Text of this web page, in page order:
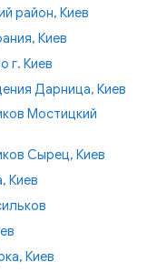
район, Киев
Киев
г. Киев
Дарница, Киев
Мостицкий
Сырец, Киев
Киев
Киев